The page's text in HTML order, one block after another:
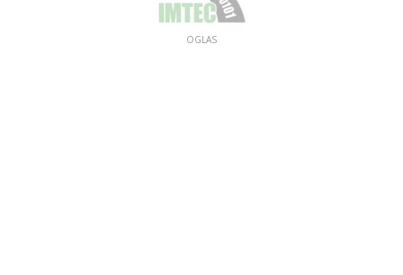
OGLAS